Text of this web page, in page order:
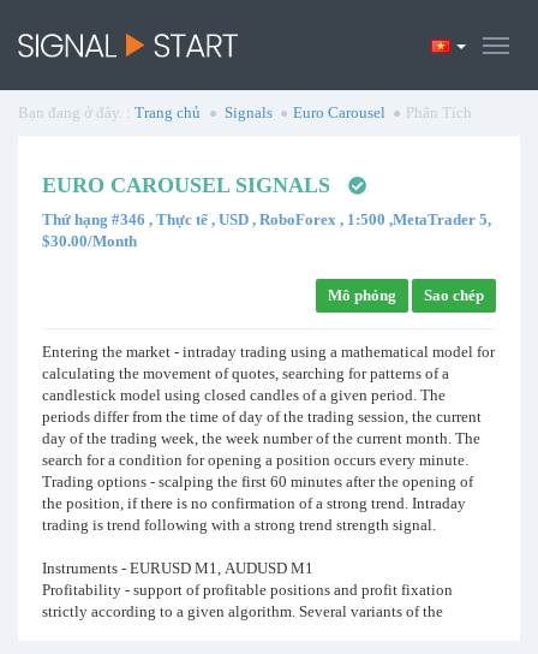
Bạn đang ở đây. : Trang chủ Signals Euro Carousel Phân Tích
EURO CAROUSEL SIGNALS
Thứ hạng #346 , Thực tế , USD , RoboForex , 1:500 ,MetaTrader 5,
$30.00/Month
Mô phỏng Sao chép
Entering the market - intraday trading using a mathematical model for
calculating the movement of quotes, searching for patterns of a
candlestick model using closed candles of a given period. The
periods differ from the time of day of the trading session, the current
day of the trading week, the week number of the current month. The
search for a condition for opening a position occurs every minute.
Trading options - scalping the first 60 minutes after the opening of
the position, if there is no confirmation of a strong trend. Intraday
trading is trend following with a strong trend strength signal.
Instruments - EURUSD М1, AUDUSD M1
Profitability - support of profitable positions and profit fixation
strictly according to a given algorithm. Several variants of the